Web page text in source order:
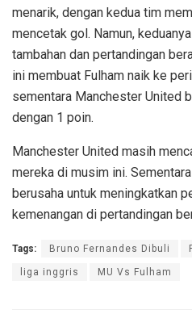
menarik, dengan kedua tim
mencetak gol. Namun,
tambahan dan pertandingan
ini membuat Fulham naik ke
sementara Manchester United
dengan 1 poin.
Manchester United masih
mereka di musim ini.
berusaha untuk meningkatkan
kemenangan di pertandingan
Tags: Bruno Fernandes Dibuli
liga inggris MU Vs Fulham